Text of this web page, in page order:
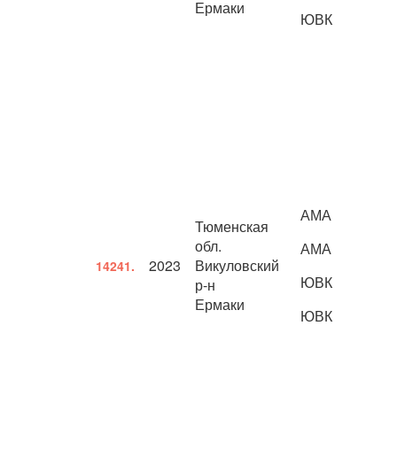
Ермаки
ЮВК
14241. 2023
Тюменская
обл.
Викуловский
р-н
Ермаки
АМА
АМА
ЮВК
ЮВК